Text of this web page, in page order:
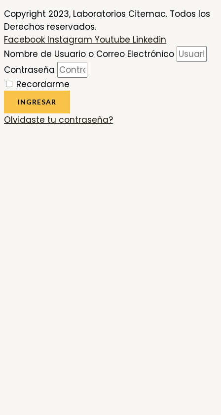
Copyright 2023, Laboratorios Citemac. Todos los
Derechos reservados.
Facebook Instagram Youtube Linkedin
Nombre de Usuario o Correo Electrónico
Contraseña
Recordarme
INGRESAR
Olvidaste tu contraseña?